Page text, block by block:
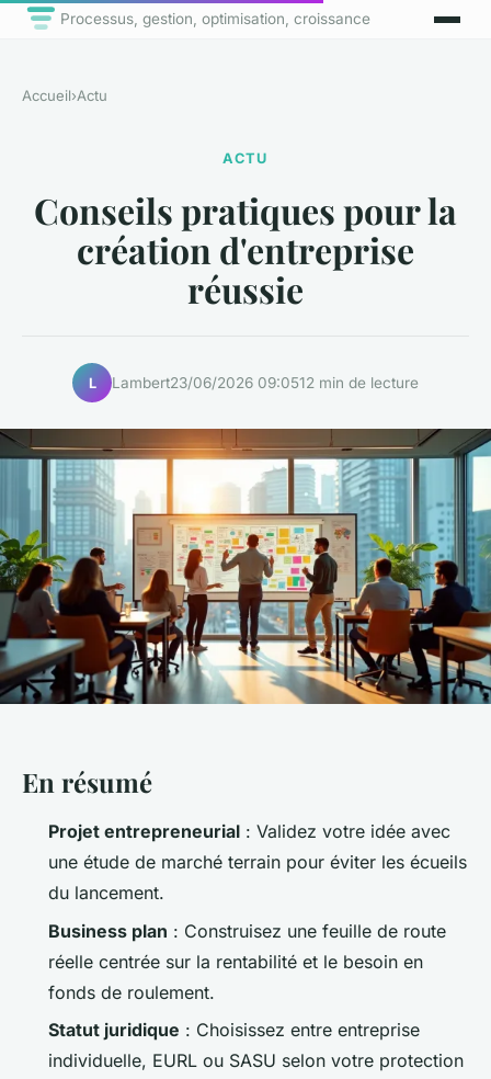
Processus, gestion, optimisation, croissance
Accueil›Actu
ACTU
Conseils pratiques pour la
création d'entreprise
réussie
L Lambert23/06/2026 09:0512 min de lecture
En résumé
Projet entrepreneurial : Validez votre idée avec
une étude de marché terrain pour éviter les écueils
du lancement.
Business plan : Construisez une feuille de route
réelle centrée sur la rentabilité et le besoin en
fonds de roulement.
Statut juridique : Choisissez entre entreprise
individuelle, EURL ou SASU selon votre protection